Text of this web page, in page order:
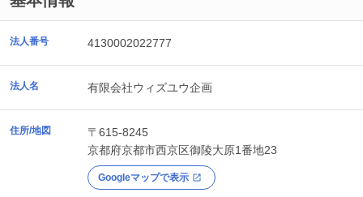
法人番号 4130002022777
法人名 有限会社ウィズユウ企画
住所/地図
〒615-8245
京都府京都市西京区御陵大原1番地23
Googleマップで表示